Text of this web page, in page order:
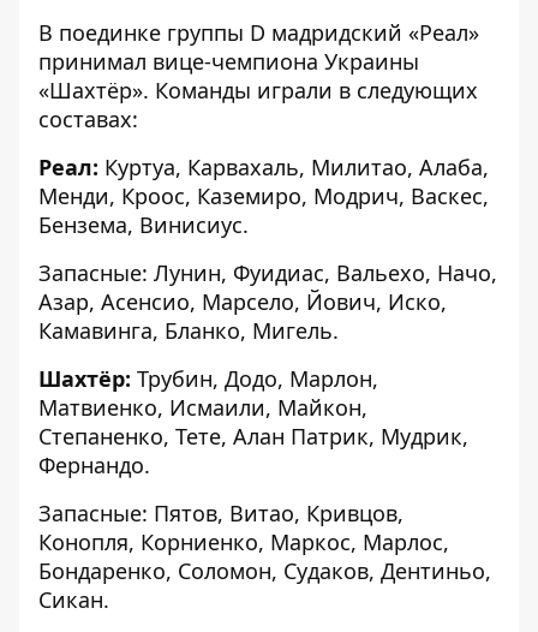
В поединке группы D мадридский «Реал»
принимал вице-чемпиона Украины
«Шахтёр». Команды играли в следующих
составах:
Реал: Куртуа, Карвахаль, Милитао, Алаба,
Менди, Кроос, Каземиро, Модрич, Васкес,
Бензема, Винисиус.
Запасные: Лунин, Фуидиас, Вальехо, Начо,
Азар, Асенсио, Марсело, Йович, Иско,
Камавинга, Бланко, Мигель.
Шахтёр: Трубин, Додо, Марлон,
Матвиенко, Исмаили, Майкон,
Степаненко, Тете, Алан Патрик, Мудрик,
Фернандо.
Запасные: Пятов, Витао, Кривцов,
Конопля, Корниенко, Маркос, Марлос,
Бондаренко, Соломон, Судаков, Дентиньо,
Сикан.